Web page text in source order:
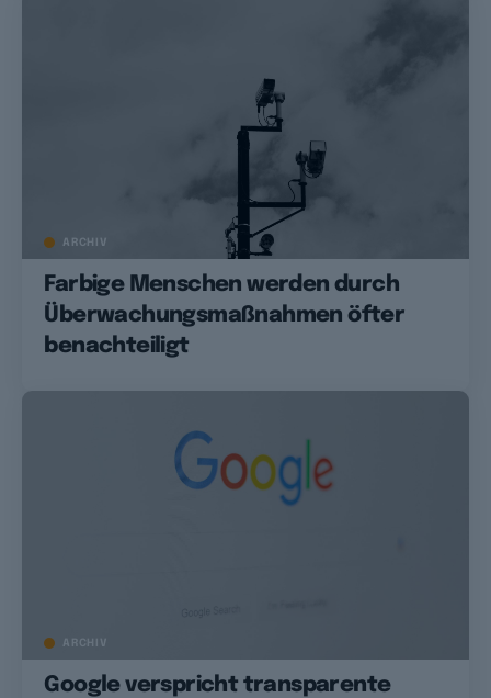
ARCHIV
Farbige Menschen werden durch
Überwachungsmaßnahmen öfter
benachteiligt
ARCHIV
Google verspricht transparente